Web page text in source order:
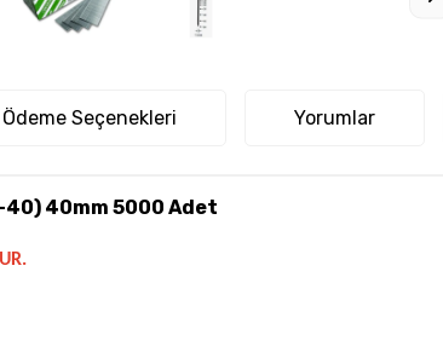
Ödeme Seçenekleri Yorumlar
40) 40mm 5000 Adet